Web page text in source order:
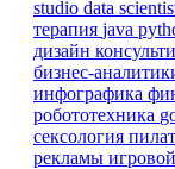
studio data
терапия java
дизайн
бизнес-
инфографика
робототехника
сексология
рекламы